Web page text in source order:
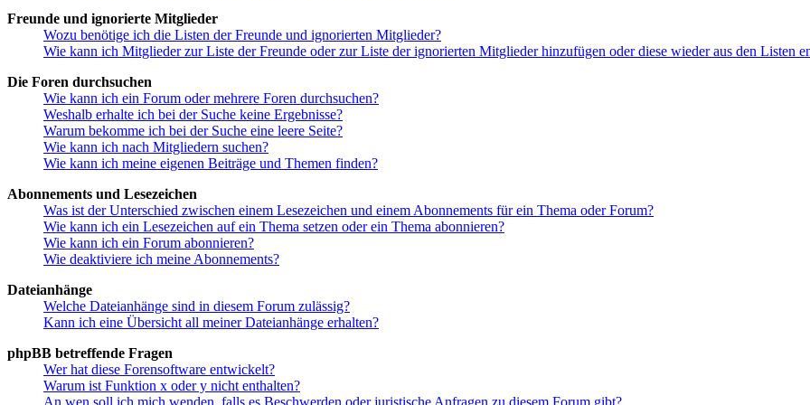
Freunde und ignorierte Mitglieder
Wozu benötige ich die Listen der Freunde und ignorierten Mitglieder?
Wie kann ich Mitglieder zur Liste der Freunde oder zur Liste der ignorierten Mitglieder hinzufügen oder diese wieder aus den Listen
Die Foren durchsuchen
Wie kann ich ein Forum oder mehrere Foren durchsuchen?
Weshalb erhalte ich bei der Suche keine Ergebnisse?
Warum bekomme ich bei der Suche eine leere Seite?
Wie kann ich nach Mitgliedern suchen?
Wie kann ich meine eigenen Beiträge und Themen finden?
Abonnements und Lesezeichen
Was ist der Unterschied zwischen einem Lesezeichen und einem Abonnements für ein Thema oder Forum?
Wie kann ich ein Lesezeichen auf ein Thema setzen oder ein Thema abonnieren?
Wie kann ich ein Forum abonnieren?
Wie deaktiviere ich meine Abonnements?
Dateianhänge
Welche Dateianhänge sind in diesem Forum zulässig?
Kann ich eine Übersicht all meiner Dateianhänge erhalten?
phpBB betreffende Fragen
Wer hat diese Forensoftware entwickelt?
Warum ist Funktion x oder y nicht enthalten?
An wen soll ich mich wenden, falls es Beschwerden oder juristische Anfragen zu diesem Forum gibt?